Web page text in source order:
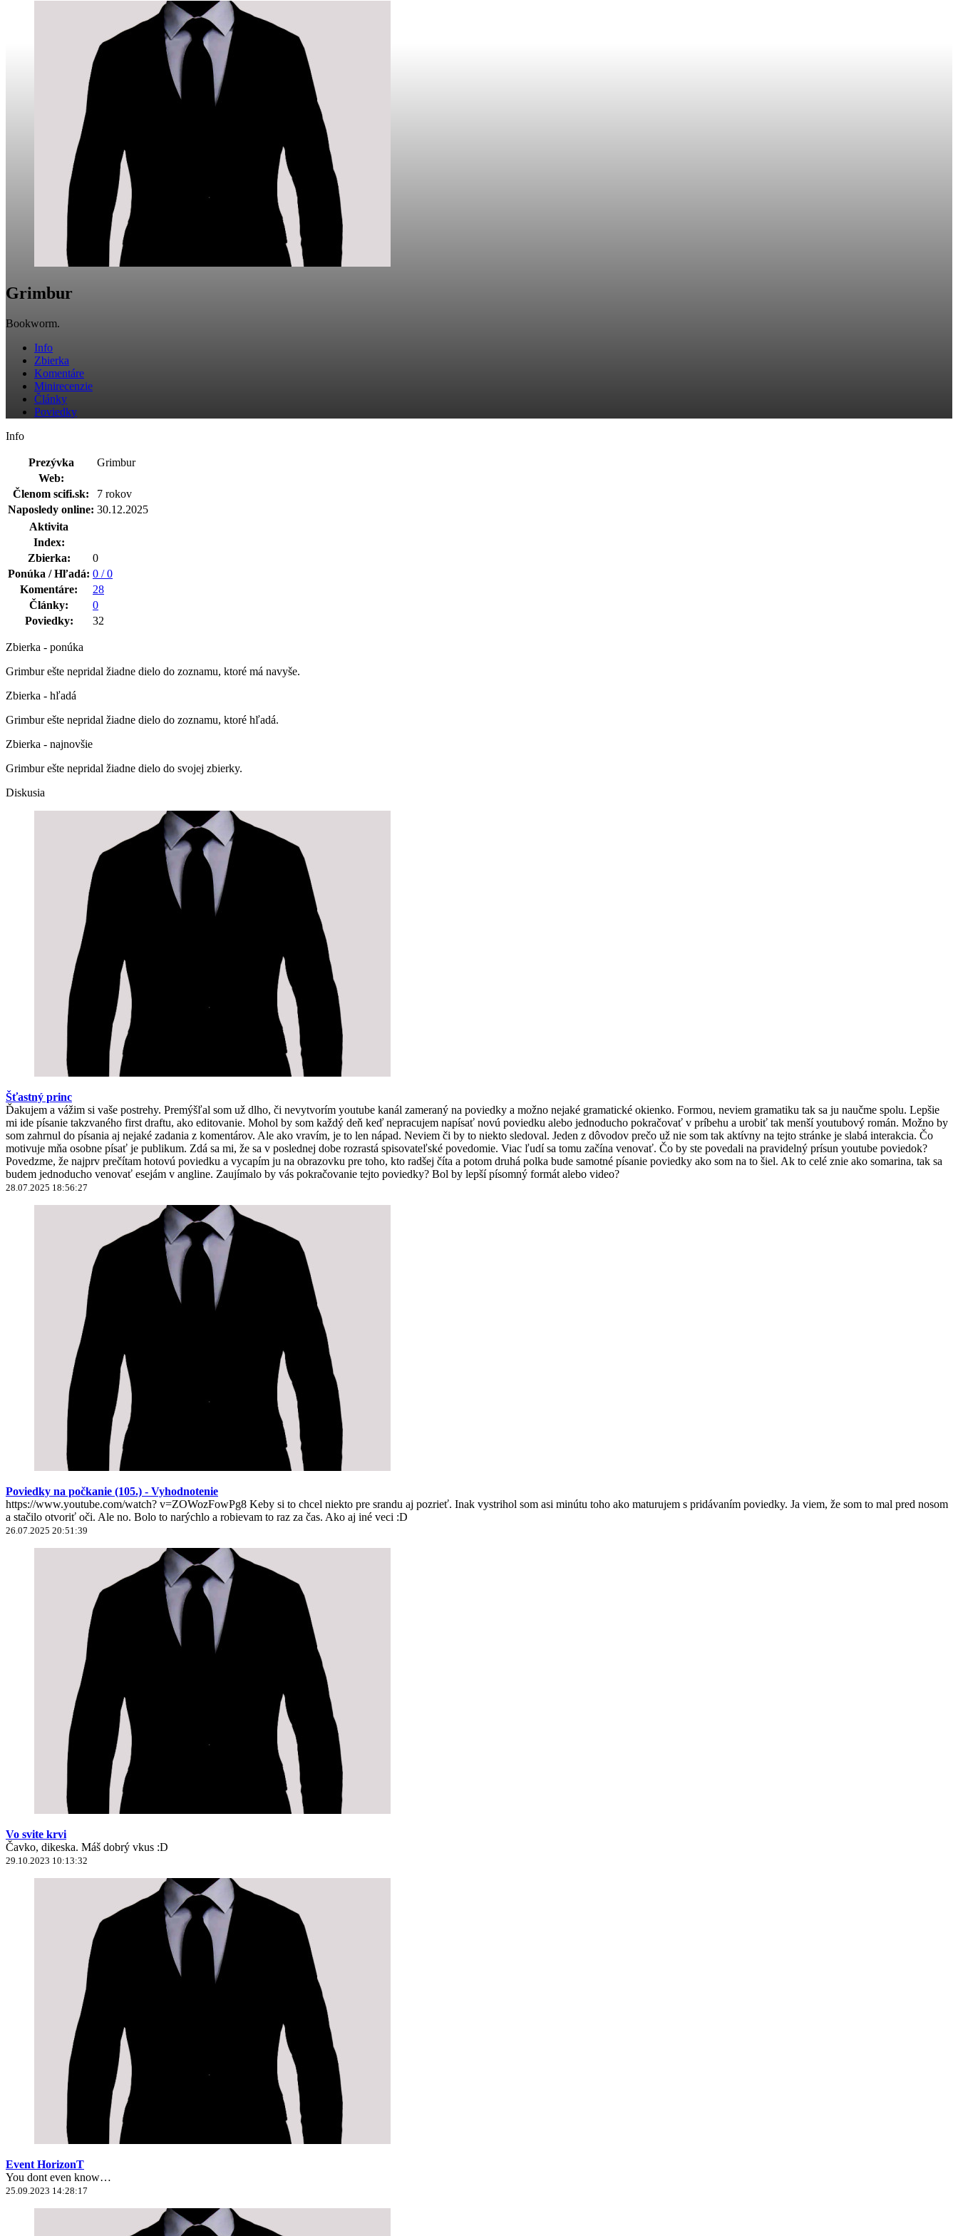
Grimbur
Bookworm.
Info
Zbierka
Komentáre
Minirecenzie
Články
Poviedky
Info
Prezývka
Grimbur
Web:
Členom scifi.sk:
7 rokov
Naposledy online: 30.12.2025
Aktivita
Index:
Zbierka:
0
Ponúka / Hľadá: 0 / 0
Komentáre:
28
Články:
0
Poviedky:
32
Zbierka - ponúka
Grimbur ešte nepridal žiadne dielo do zoznamu, ktoré má navyše.
Zbierka - hľadá
Grimbur ešte nepridal žiadne dielo do zoznamu, ktoré hľadá.
Zbierka - najnovšie
Grimbur ešte nepridal žiadne dielo do svojej zbierky.
Diskusia
Šťastný princ
Ďakujem a vážim si vaše postrehy. Premýšľal som už dlho, či nevytvorím youtube kanál zameraný na poviedky a možno nejaké gramatické okienko. Formou, neviem gramatiku tak sa ju naučme spolu. Lepšie
mi ide písanie takzvaného first draftu, ako editovanie. Mohol by som každý deň keď nepracujem napísať novú poviedku alebo jednoducho pokračovať v príbehu a urobiť tak menší youtubový román. Možno by
som zahrnul do písania aj nejaké zadania z komentárov. Ale ako vravím, je to len nápad. Neviem či by to niekto sledoval. Jeden z dôvodov prečo už nie som tak aktívny na tejto stránke je slabá interakcia. Čo
motivuje mňa osobne písať je publikum. Zdá sa mi, že sa v poslednej dobe rozrastá spisovateľské povedomie. Viac ľudí sa tomu začína venovať. Čo by ste povedali na pravidelný prísun youtube poviedok?
Povedzme, že najprv prečítam hotovú poviedku a vycapím ju na obrazovku pre toho, kto radšej číta a potom druhá polka bude samotné písanie poviedky ako som na to šiel. Ak to celé znie ako somarina, tak sa
budem jednoducho venovať esejám v angline. Zaujímalo by vás pokračovanie tejto poviedky? Bol by lepší písomný formát alebo video?
28.07.2025 18:56:27
Poviedky na počkanie (105.) - Vyhodnotenie
https://www.youtube.com/watch? v=ZOWozFowPg8 Keby si to chcel niekto pre srandu aj pozrieť. Inak vystrihol som asi minútu toho ako maturujem s pridávaním poviedky. Ja viem, že som to mal pred nosom
a stačilo otvoriť oči. Ale no. Bolo to narýchlo a robievam to raz za čas. Ako aj iné veci :D
26.07.2025 20:51:39
Vo svite krvi
Čavko, dikeska. Máš dobrý vkus :D
29.10.2023 10:13:32
Event HorizonT
You dont even know…
25.09.2023 14:28:17